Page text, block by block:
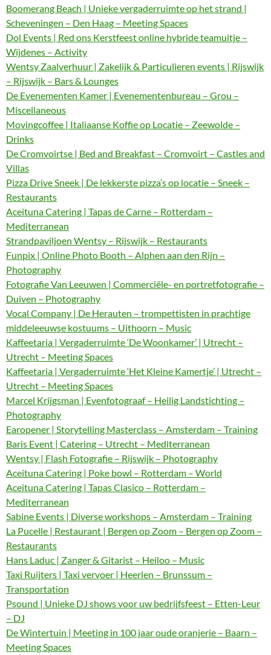
Boomerang Beach | Unieke vergaderruimte op het strand |
Scheveningen – Den Haag – Meeting Spaces
Dol Events | Red ons Kerstfeest online hybride teamuitje –
Wijdenes – Activity
Wentsy Zaalverhuur | Zakelijk & Particulieren events | Rijswijk
– Rijswijk – Bars & Lounges
De Evenementen Kamer | Evenementenbureau – Grou –
Miscellaneous
Movingcoffee | Italiaanse Koffie op Locatie – Zeewolde –
Drinks
De Cromvoirtse | Bed and Breakfast – Cromvoirt – Castles and
Villas
Pizza Drive Sneek | De lekkerste pizza’s op locatie – Sneek –
Restaurants
Aceituna Catering | Tapas de Carne – Rotterdam –
Mediterranean
Strandpaviljoen Wentsy – Rijswijk – Restaurants
Funpix | Online Photo Booth – Alphen aan den Rijn –
Photography
Fotografie Van Leeuwen | Commerciële- en portretfotografie –
Duiven – Photography
Vocal Company | De Herauten – trompettisten in prachtige
middeleeuwse kostuums – Uithoorn – Music
Kaffeetaria | Vergaderruimte ‘De Woonkamer’ | Utrecht –
Utrecht – Meeting Spaces
Kaffeetaria | Vergaderruimte ‘Het Kleine Kamertje’ | Utrecht –
Utrecht – Meeting Spaces
Marcel Krijgsman | Evenfotograaf – Heilig Landstichting –
Photography
Earopener | Storytelling Masterclass – Amsterdam – Training
Baris Event | Catering – Utrecht – Mediterranean
Wentsy | Flash Fotografie – Rijswijk – Photography
Aceituna Catering | Poke bowl – Rotterdam – World
Aceituna Catering | Tapas Clasico – Rotterdam –
Mediterranean
Sabine Events | Diverse workshops – Amsterdam – Training
La Pucelle | Restaurant | Bergen op Zoom – Bergen op Zoom –
Restaurants
Hans Laduc | Zanger & Gitarist – Heiloo – Music
Taxi Ruijters | Taxi vervoer | Heerlen – Brunssum –
Transportation
Psound | Unieke DJ shows voor uw bedrijfsfeest – Etten-Leur
– DJ
De Wintertuin | Meeting in 100 jaar oude oranjerie – Baarn –
Meeting Spaces